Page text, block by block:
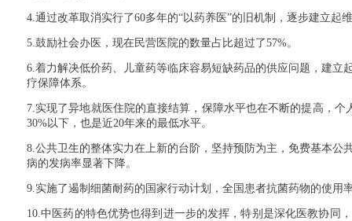
4.通过改革取消实行了60多年的“以药养医”的旧机制，逐步建立起
5.鼓励社会办医，现在民营医院的数量占比超过了57%。
6.着力解决低价药、儿童药等临床容易短缺药品的供应问题，建
疗保障体系。
7.实现了异地就医住院的直接结算，保障水平也在不断的提高，
30%以下，也是近20年来的最低水平。
8.公共卫生的整体实力在上新的台阶，坚持预防为主，免费基本公
病的发病率显著下降。
9.实施了遏制细菌耐药的国家行动计划，全国患者抗菌药物的使用
10.中医药的特色优势也得到进一步的发挥，特别是深化医教协同